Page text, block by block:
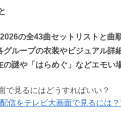
の全43曲セットリストと曲
グループの衣装やビジュアル詳
謎や「はらめぐ」などエモい
で見るにはどうすればいい？
配信をテレビ大画面で見るには